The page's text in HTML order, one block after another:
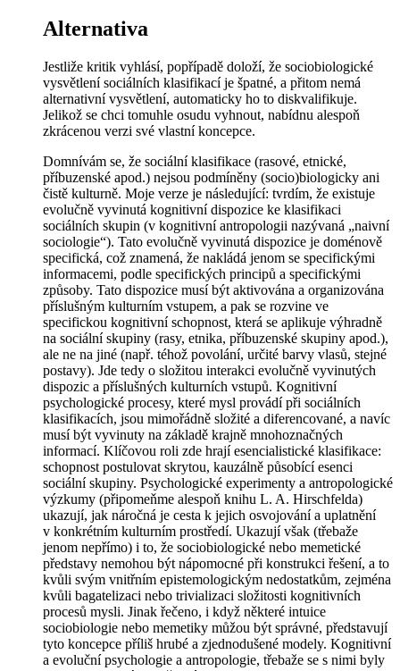
Alternativa
Jestliže kritik vyhlásí, popřípadě doloží, že sociobiologické
vysvětlení sociálních klasifikací je špatné, a přitom nemá
alternativní vysvětlení, automaticky ho to diskvalifikuje.
Jelikož se chci tomuhle osudu vyhnout, nabídnu alespoň
zkrácenou verzi své vlastní koncepce.
Domnívám se, že sociální klasifikace (rasové, etnické,
příbuzenské apod.) nejsou podmíněny (socio)biologicky ani
čistě kulturně. Moje verze je následující: tvrdím, že existuje
evolučně vyvinutá kognitivní dispozice ke klasifikaci
sociálních skupin (v kognitivní antropologii nazývaná „naivní
sociologie“). Tato evolučně vyvinutá dispozice je doménově
specifická, což znamená, že nakládá jenom se specifickými
informacemi, podle specifických principů a specifickými
způsoby. Tato dispozice musí být aktivována a organizována
příslušným kulturním vstupem, a pak se rozvine ve
specifickou kognitivní schopnost, která se aplikuje výhradně
na sociální skupiny (rasy, etnika, příbuzenské skupiny apod.),
ale ne na jiné (např. téhož povolání, určité barvy vlasů, stejné
postavy). Jde tedy o složitou interakci evolučně vyvinutých
dispozic a příslušných kulturních vstupů. Kognitivní
psychologické procesy, které mysl provádí při sociálních
klasifikacích, jsou mimořádně složité a diferencované, a navíc
musí být vyvinuty na základě krajně mnohoznačných
informací. Klíčovou roli zde hrají esencialistické klasifikace:
schopnost postulovat skrytou, kauzálně působící esenci
sociální skupiny. Psychologické experimenty a antropologické
výzkumy (připomeňme alespoň knihu L. A. Hirschfelda)
ukazují, jak náročná je cesta k jejich osvojování a uplatnění
v konkrétním kulturním prostředí. Ukazují však (třebaže
jenom nepřímo) i to, že sociobiologické nebo memetické
představy nemohou být nápomocné při konstrukci řešení, a to
kvůli svým vnitřním epistemologickým nedostatkům, zejména
kvůli bagatelizaci nebo trivializaci složitosti kognitivních
procesů mysli. Jinak řečeno, i když některé intuice
sociobiologie nebo memetiky můžou být správné, představují
tyto koncepce příliš hrubé a zjednodušené modely. Kognitivní
a evoluční psychologie a antropologie, třebaže se s nimi byly